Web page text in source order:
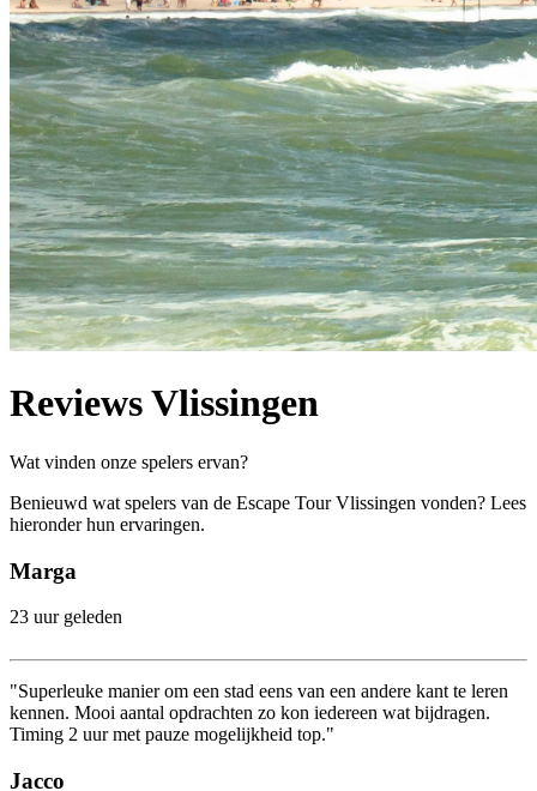
Reviews Vlissingen
Wat vinden onze spelers ervan?
Benieuwd wat spelers van de Escape Tour Vlissingen vonden? Lees
hieronder hun ervaringen.
Marga
23 uur geleden
"Superleuke manier om een stad eens van een andere kant te leren
kennen. Mooi aantal opdrachten zo kon iedereen wat bijdragen.
Timing 2 uur met pauze mogelijkheid top."
Jacco